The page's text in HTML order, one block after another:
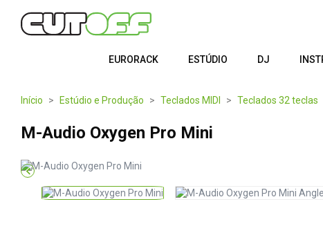
EURORACK ESTÚDIO DJ
Início Estúdio e Produção Teclados MIDI Teclados 32 teclas
M-Audio Oxygen Pro Mini
